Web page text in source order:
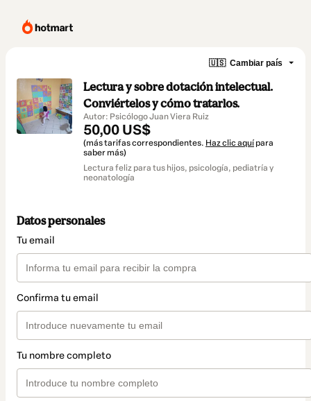
🇺🇸 Cambiar país
Lectura y sobre dotación intelectual.
Conviértelos y cómo tratarlos.
Autor: Psicólogo Juan Viera Ruiz
50,00 US$
(más tarifas correspondientes. Haz clic aquí para
saber más)
Lectura feliz para tus hijos, psicología, pediatría y
neonatología
Datos personales
Tu email
Confirma tu email
Tu nombre completo